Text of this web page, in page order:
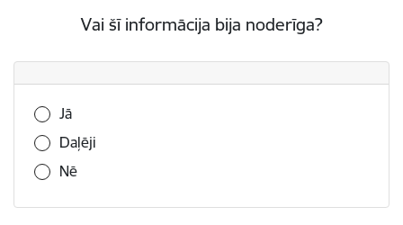
Vai šī informācija bija noderīga?
Vai šī informācija bija noderīga?
Jā
Daļēji
Nē